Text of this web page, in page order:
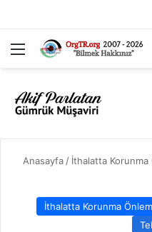
Menü
Anasayfa / İthalatta Korunma
İthalatta Korunma